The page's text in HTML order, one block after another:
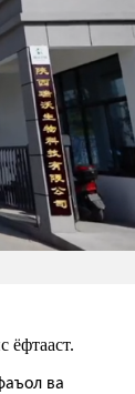
ёфтааст.
ва